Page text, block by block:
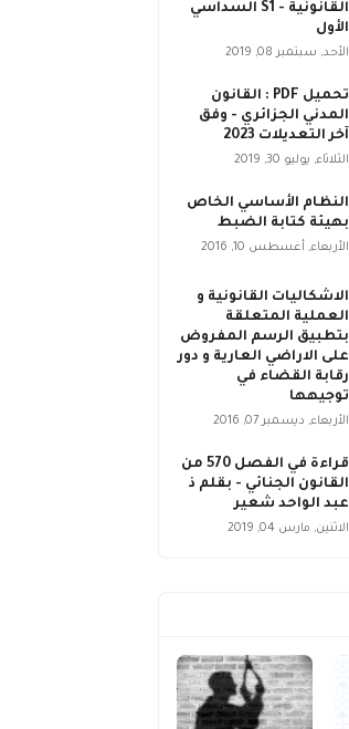
القانونية - S1 السداسي
الأول
الأحد, سبتمبر 08, 2019
تحميل PDF : القانون
المدني الجزائري - وفق
آخر التعديلات 2023
الثلاثاء, يوليو 30, 2019
النظام الأساسي الخاص
بهيئة كتابة الضبط
الأربعاء, أغسطس 10, 2016
الاشكاليات القانونية و
العملية المتعلقة
بتطبيق الرسم المفروض
على الاراضي العارية و دور
رقابة القضاء في
توجيهها
الأربعاء, ديسمبر 07, 2016
قراءة في الفصل 570 من
القانون الجنائي - بقلم ذ
عبد الواحد شعير
الاثنين, مارس 04, 2019